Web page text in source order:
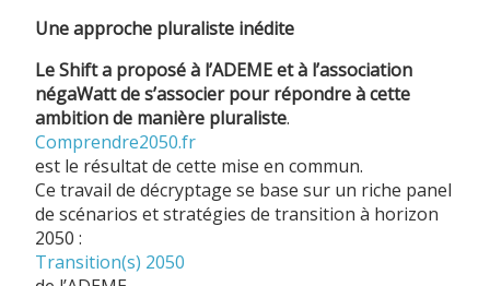
Une approche pluraliste inédite
Le Shift a proposé à l’ADEME et à l’association
négaWatt de s’associer pour répondre à cette
ambition de manière pluraliste.
Comprendre2050.fr
est le résultat de cette mise en commun.
Ce travail de décryptage se base sur un riche panel
de scénarios et stratégies de transition à horizon
2050 :
Transition(s) 2050